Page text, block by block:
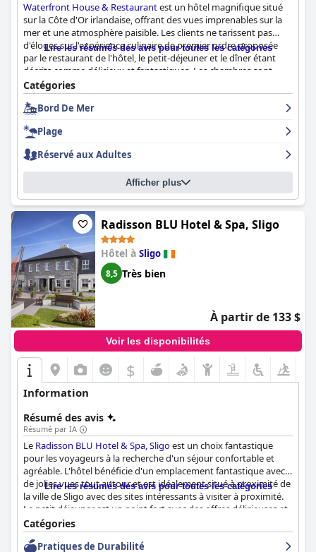
Waterfront House & Restaurantest un hôtel magnifique situé
sur la Côte d'Or irlandaise, offrant des vues imprenables sur la
mer et une atmosphère paisible. Les clients ne tarissent pas
d'éloges sur l'expérience culinaire de premier ordre proposée
par le restaurant de l'hôtel, le petit-déjeuner et le dîner étant
décrits comme délicieux et fantastiques. Les chambres sont
confortables, spacieuses et bien entretenues, et beaucoup
offrent une vue spectaculaire sur la mer. L'hôtel est également
connu pour sa propreté impeccable et son personnel amical et
plage, l'hôtel se trouvant à seulement deux minutes d'une vaste
plage de sable. Dans l'ensemble,
Restaurantest un excellent choix pour tous ceux qui
recherchent un séjour relaxant et agréable au bord de la mer.
Lire les résumés des avis pour toutes les catégories
Catégories
Bord De Mer
Plage
Réservé aux Adultes
Afficher plus
Radisson BLU Hotel & Spa, Sligo
Hôtel à Sligo
8,5 Très bien
À partir de 133 $
Voir les disponibilités
$
Information
Résumé des avis
Résumé par IA
Le Radisson BLU Hotel & Spa, Sligoest un choix fantastique
pour les voyageurs à la recherche d'un séjour confortable et
agréable. L'hôtel bénéficie d'un emplacement fantastique avec
de jolies vues tout autour et est idéalement situé à proximité de
la ville de Sligo avec des sites intéressants à visiter à proximité.
Le petit déjeuner est un point fort avec des offres délicieuses et
fraîches et de nombreuses options disponibles. Le dîner a reçu
des critiques mitigées, mais la nourriture a été principalement
louée pour sa qualité et son goût. Les chambres sont propres,
Lire les résumés des avis pour toutes les catégories
Catégories
Pratiques de Durabilité